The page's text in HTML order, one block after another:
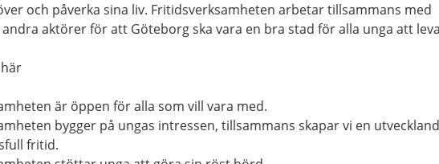
och påverka sina liv. Fritidsverksamheten arbetar tillsammans med
aktörer för att Göteborg ska vara en bra stad för alla unga att
är öppen för alla som vill vara med.
bygger på ungas intressen, tillsammans skapar vi en
fritid.